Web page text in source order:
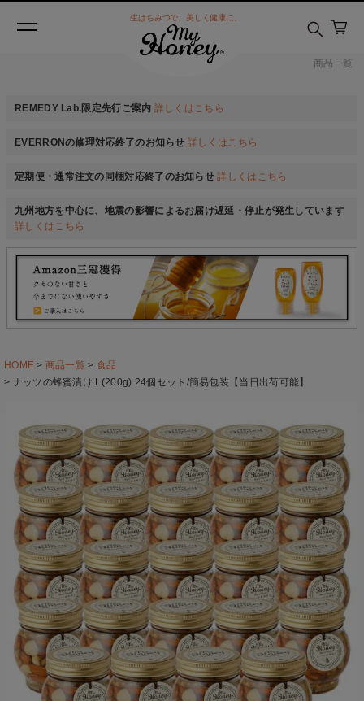
商品一覧
生はちみつで、美しく健康に。
REMEDY Lab.限定先行ご案内 詳しくはこちら
EVERRONの修理対応終了のお知らせ 詳しくはこちら
定期便・通常注文の同梱対応終了のお知らせ 詳しくはこちら
九州地方を中心に、地震の影響によるお届け遅延・停止が発生しています
詳しくはこちら
HOME 商品一覧
食品
ナッツの蜂蜜漬け L(200g) 24個セット/簡易包装【当日出荷可能】